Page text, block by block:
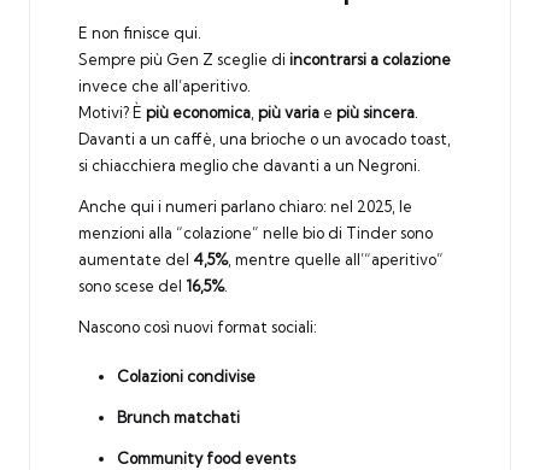
E non finisce qui.
Sempre più Gen Z sceglie di incontrarsi a colazione
invece che all’aperitivo.
Motivi? È più economica, più varia e più sincera.
Davanti a un caffè, una brioche o un avocado toast,
si chiacchiera meglio che davanti a un Negroni.
Anche qui i numeri parlano chiaro: nel 2025, le
menzioni alla “colazione” nelle bio di Tinder sono
aumentate del 4,5%, mentre quelle all’“aperitivo”
sono scese del 16,5%.
Nascono così nuovi format sociali:
Colazioni condivise
Brunch matchati
Community food events